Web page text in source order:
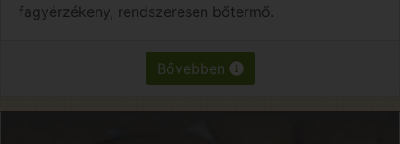
fagyérzékeny, rendszeresen bőtermő.
Bővebben